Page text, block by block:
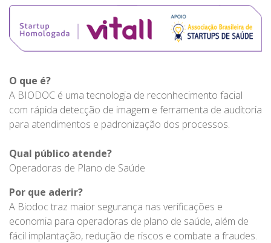
O que é?
A BIODOC é uma tecnologia de reconhecimento facial
com rápida detecção de imagem e ferramenta de auditoria
para atendimentos e padronização dos processos.
Qual público atende?
Operadoras de Plano de Saúde
Por que aderir?
A Biodoc traz maior segurança nas verificações e
economia para operadoras de plano de saúde, além de
fácil implantação, redução de riscos e combate a fraudes.